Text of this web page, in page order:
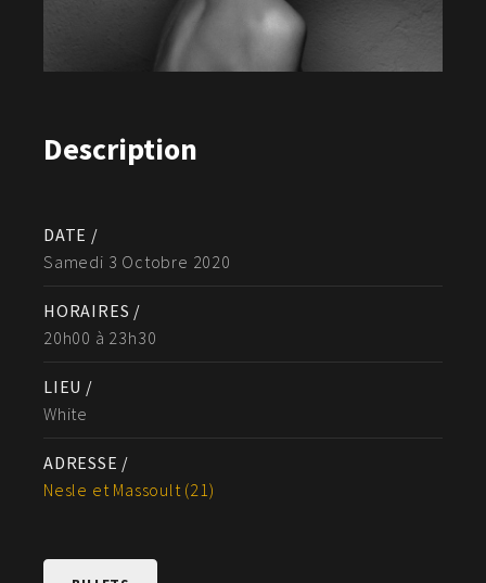
Description
DATE /
Samedi 3 Octobre 2020
HORAIRES /
20h00 à 23h30
LIEU /
White
ADRESSE /
Nesle et Massoult (21)